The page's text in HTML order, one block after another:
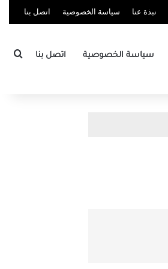
نبذة عنا سياسة الخصوصية اتصل بنا
سياسة الخصوصية اتصل بنا